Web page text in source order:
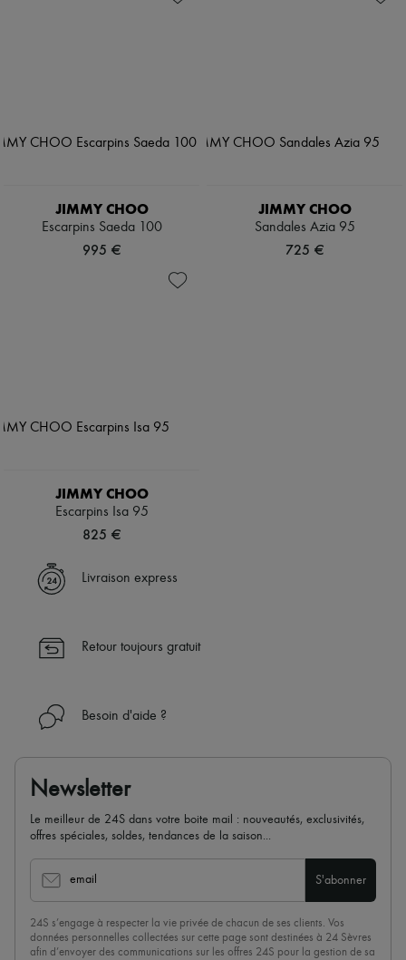
JIMMY CHOO
Escarpins Saeda 100
995 €
JIMMY CHOO
Sandales Azia 95
725 €
JIMMY CHOO
Escarpins Isa 95
825 €
Livraison express
Retour toujours gratuit
Besoin d'aide ?
Newsletter
Le meilleur de 24S dans votre boite mail : nouveautés, exclusivités,
offres spéciales, soldes, tendances de la saison...
email S'abonner
24S s’engage à respecter la vie privée de chacun de ses clients. Vos
données personnelles collectées sur cette page sont destinées à 24 Sèvres
afin d’envoyer des communications sur les offres 24S pour la gestion de sa